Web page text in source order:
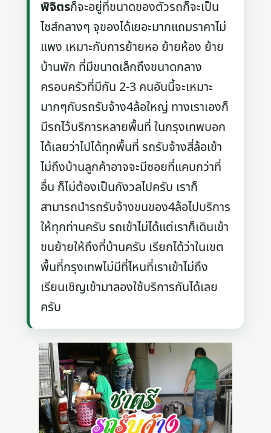
พิจิตรก็จะอยู่ที่ขนาดของตัวรถก็จะเป็น
ไซส์กลางๆ จุของได้เยอะมากแถมราคาไม่
แพง เหมาะกับการย้ายหอ ย้ายห้อง ย้าย
บ้านพัก ที่มีขนาดเล็กถึงขนาดกลาง
ครอบครัวที่มีกัน 2-3 คนอันนี้จะเหมาะ
มากๆกับรถรับจ้าง4ล้อใหญ่ ทางเราเองก็
มีรถไว้บริการหลายพื้นที่ ในกรุงเทพบอก
ได้เลยว่าไปได้ทุกพื้นที่ รถรับจ้างสี่ล้อเข้า
ไม่ถึงบ้านลูกค้าอาจจะมีซอยที่แคบกว่าที่
อื่น ก็ไม่ต้องเป็นกังวลไปครับ เราก็
สามารถนำรถรับจ้างขนของ4ล้อไปบริการ
ให้ทุกท่านครับ รถเข้าไม่ได้แต่เราก็เดินเข้า
ขนย้ายให้ถึงที่บ้านครับ เรียกได้ว่าในเขต
พื้นที่กรุงเทพไม่มีที่ไหนที่เราเข้าไม่ถึง
เรียนเชิญเข้ามาลองใช้บริการกันได้เลย
ครับ